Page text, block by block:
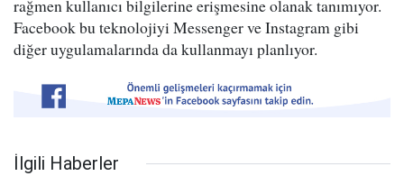
rağmen kullanıcı bilgilerine erişmesine olanak tanımıyor.
Facebook bu teknolojiyi Messenger ve Instagram gibi
diğer uygulamalarında da kullanmayı planlıyor.
İlgili Haberler